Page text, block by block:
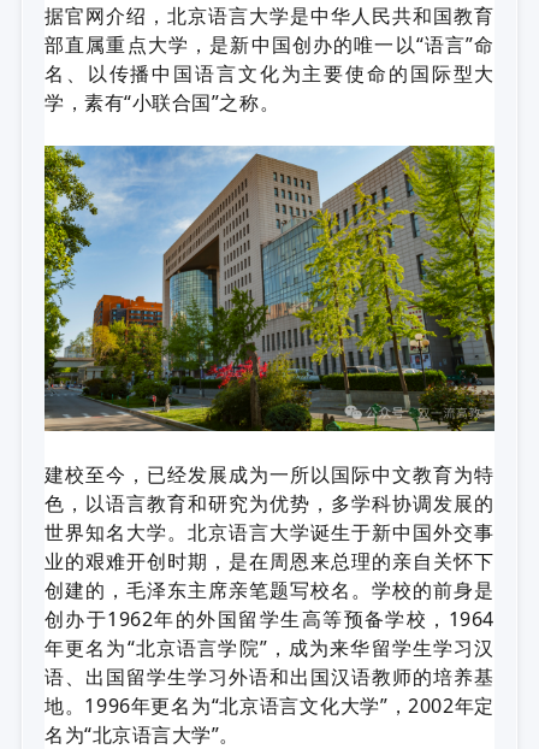
据官网介绍，北京语言大学是中华人民共和国教育
部直属重点大学，是新中国创办的唯一以“语言”命
名、以传播中国语言文化为主要使命的国际型大
学，素有“小联合国”之称。
建校至今，已经发展成为一所以国际中文教育为特
色，以语言教育和研究为优势，多学科协调发展的
世界知名大学。北京语言大学诞生于新中国外交事
业的艰难开创时期，是在周恩来总理的亲自关怀下
创建的，毛泽东主席亲笔题写校名。学校的前身是
创办于1962年的外国留学生高等预备学校，1964
年更名为“北京语言学院”，成为来华留学生学习汉
语、出国留学生学习外语和出国汉语教师的培养基
地。1996年更名为“北京语言文化大学”，2002年定
名为“北京语言大学”。